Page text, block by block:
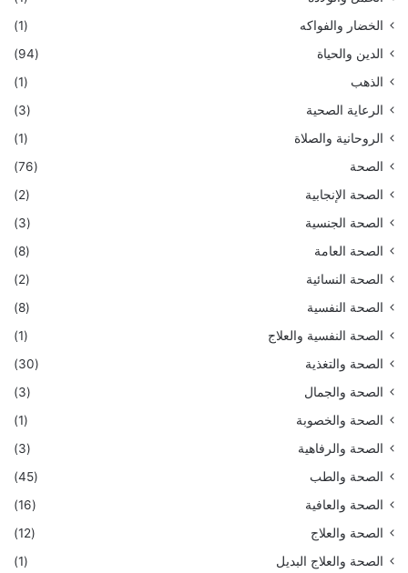
الخضار والفواكه
(1)
الدين والحياة
(94)
الذهب
(1)
الرعاية الصحية
(3)
الروحانية والصلاة
(1)
الصحة
(76)
الصحة الإنجابية
(2)
الصحة الجنسية
(3)
الصحة العامة
(8)
الصحة النسائية
(2)
الصحة النفسية
(8)
الصحة النفسية والعلاج
(1)
الصحة والتغذية
(30)
الصحة والجمال
(3)
الصحة والخصوبة
(1)
الصحة والرفاهية
(3)
الصحة والطب
(45)
الصحة والعافية
(16)
الصحة والعلاج
(12)
الصحة والعلاج البديل
(1)